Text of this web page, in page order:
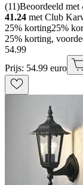
(11)Beoordeeld met
41.24 met Club
25% korting25%
25% korting,
54.99
Prijs: 54.99 euro